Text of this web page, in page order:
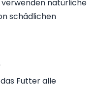
natürliche
schädlichen
Futter alle